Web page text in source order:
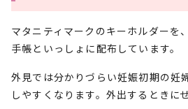
マタニティマークのキーホルダーを
手帳といっしょに配布しています。
外見では分かりづらい妊娠初期の妊
しやすくなります。外出するときに